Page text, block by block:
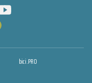
bici.PRO